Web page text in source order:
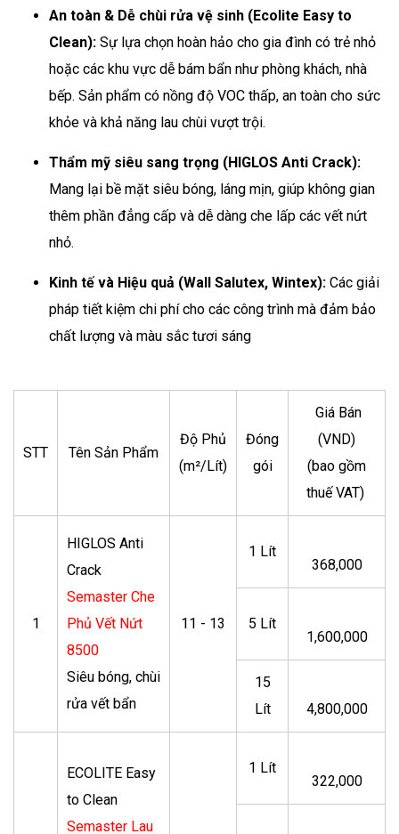
An toàn & Dễ chùi rửa vệ sinh (Ecolite Easy to
Clean): Sự lựa chọn hoàn hảo cho gia đình có trẻ nhỏ
hoặc các khu vực dễ bám bẩn như phòng khách, nhà
bếp. Sản phẩm có nồng độ VOC thấp, an toàn cho sức
khỏe và khả năng lau chùi vượt trội.
Thẩm mỹ siêu sang trọng (HIGLOS Anti Crack):
Mang lại bề mặt siêu bóng, láng mịn, giúp không gian
thêm phần đẳng cấp và dễ dàng che lấp các vết nứt
nhỏ.
Kinh tế và Hiệu quả (Wall Salutex, Wintex): Các giải
pháp tiết kiệm chi phí cho các công trình mà đảm bảo
chất lượng và màu sắc tươi sáng
STT Tên Sản Phẩm
Độ Phủ
(m²/Lít)
Đóng
gói
Giá Bán
(VND)
(bao gồm
thuế VAT)
1
HIGLOS Anti
Crack
Semaster Che
Phủ Vết Nứt
8500
Siêu bóng, chùi
rửa vết bẩn
11 - 13
1 Lít
368,000
5 Lít
1,600,000
15
Lít
4,800,000
ECOLITE Easy
to Clean
Semaster Lau
1 Lít
322,000